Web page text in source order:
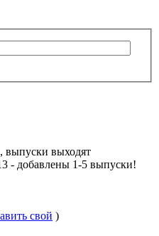
выпуски выходят
- добавлены 1-5 выпуски!
свой )